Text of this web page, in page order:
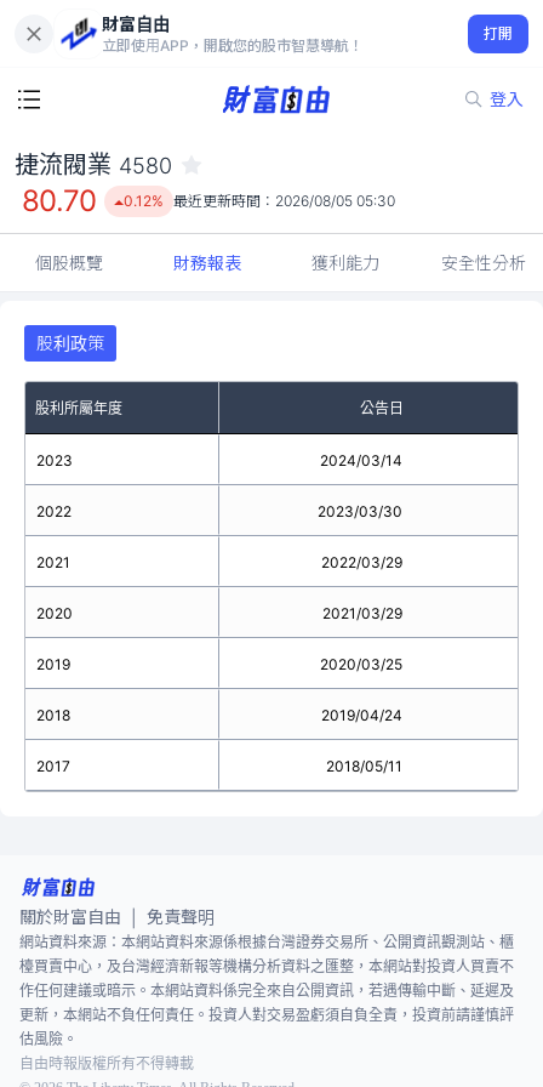
財富自由
立即使用APP，開啟您的股市智慧導航！
打開
登入
80.70
0.12%
捷流閥業 4580
80.70 0.12% 最近更新時間： 2026/08/05 05:30
個股概覽 財務報表 獲利能力 安全性分析
股利政策
股利所屬年度 公告日
2023
2022
2021
2020
2019
2018
2017
2024/03/14
2023/03/30
2022/03/29
2021/03/29
2020/03/25
2019/04/24
2018/05/11
關於財富自由 免責聲明
網站資料來源：本網站資料來源係根據台灣證券交易所、公開資訊觀測站、櫃
檯買賣中心，及台灣經濟新報等機構分析資料之匯整，本網站對投資人買賣不
作任何建議或暗示。本網站資料係完全來自公開資訊，若遇傳輸中斷、延遲及
更新，本網站不負任何責任。投資人對交易盈虧須自負全責，投資前請謹慎評
估風險。
自由時報版權所有不得轉載